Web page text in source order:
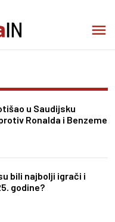
u Saudijsku
Ronalda i Benzeme
bili najbolji igrači i
godine?